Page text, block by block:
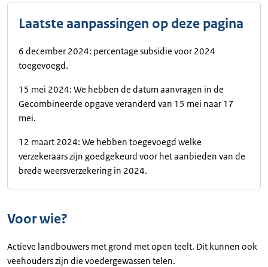
Laatste aanpassingen op deze pagina
6 december 2024: percentage subsidie voor 2024
toegevoegd.
15 mei 2024: We hebben de datum aanvragen in de
Gecombineerde opgave veranderd van 15 mei naar 17
mei.
12 maart 2024: We hebben toegevoegd welke
verzekeraars zijn goedgekeurd voor het aanbieden van de
brede weersverzekering in 2024.
Voor wie?
Actieve landbouwers met grond met open teelt. Dit kunnen ook
veehouders zijn die voedergewassen telen.